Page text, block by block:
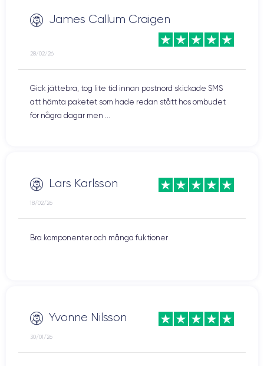
James Callum Craigen
28/02/26
Gick jättebra, tog lite tid innan postnord skickade SMS
att hämta paketet som hade redan stått hos ombudet
för några dagar men ...
Lars Karlsson
18/02/26
Bra komponenter och många fuktioner
Yvonne Nilsson
30/01/26